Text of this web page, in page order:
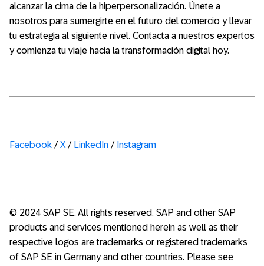
alcanzar la cima de la hiperpersonalización. Únete a
nosotros para sumergirte en el futuro del comercio y llevar
tu estrategia al siguiente nivel. Contacta a nuestros expertos
y comienza tu viaje hacia la transformación digital hoy.
Facebook / X / LinkedIn / Instagram
© 2024 SAP SE. All rights reserved. SAP and other SAP
products and services mentioned herein as well as their
respective logos are trademarks or registered trademarks
of SAP SE in Germany and other countries. Please see